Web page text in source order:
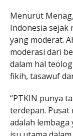
Menurut
Indonesia sejak
yang moderat.
moderasi dari
dalam hal
fikih, tasawuf
“PTKIN punya
terdepan. Pusat
adalah lembaga